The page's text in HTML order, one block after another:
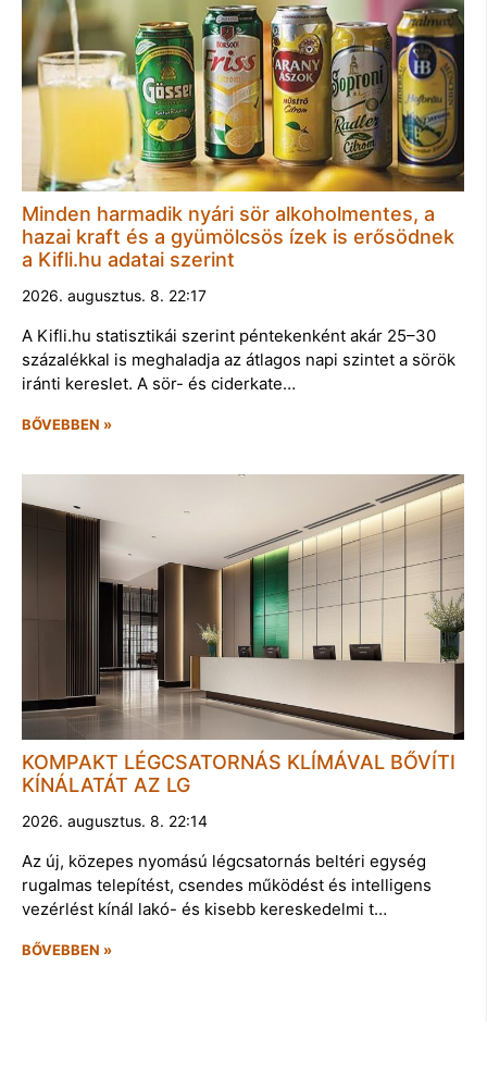
Minden harmadik nyári sör alkoholmentes, a
hazai kraft és a gyümölcsös ízek is erősödnek
a Kifli.hu adatai szerint
2026. augusztus. 8. 22:17
A Kifli.hu statisztikái szerint péntekenként akár 25–30
százalékkal is meghaladja az átlagos napi szintet a sörök
iránti kereslet. A sör- és ciderkate…
BŐVEBBEN »
KOMPAKT LÉGCSATORNÁS KLÍMÁVAL BŐVÍTI
KÍNÁLATÁT AZ LG
2026. augusztus. 8. 22:14
Az új, közepes nyomású légcsatornás beltéri egység
rugalmas telepítést, csendes működést és intelligens
vezérlést kínál lakó- és kisebb kereskedelmi t…
BŐVEBBEN »